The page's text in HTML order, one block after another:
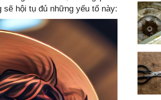
hội tụ đủ những yếu tố này: